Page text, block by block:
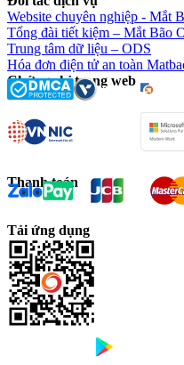
Website chuyên nghiệp - Mắt
Tổng đài tiết kiệm – Mắt Bão
Trung tâm dữ liệu – ODS
Hóa đơn điện tử an toàn
Chứng chỉ trang web
Thanh toán
Tải ứng dụng